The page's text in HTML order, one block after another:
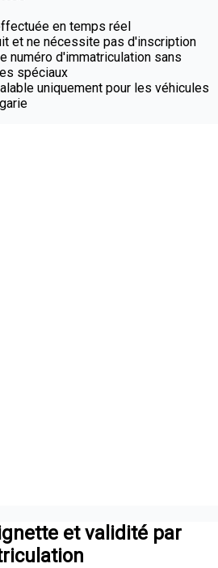
en temps réel
et ne nécessite pas d'inscription
numéro d'immatriculation sans
spéciaux
uniquement pour les véhicules
et validité par